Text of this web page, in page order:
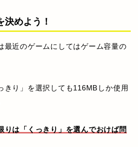
決めよう！
最近のゲームにしてはゲーム容量の
きり」を選択しても116MBしか使用
りは「くっきり」を選んでおけば問